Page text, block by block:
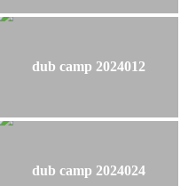
dub camp 2024012
dub camp 2024024